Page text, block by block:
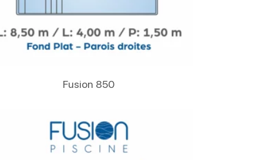
Fusion 850